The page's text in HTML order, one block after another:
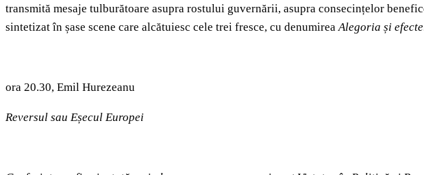
transmită mesaje tulburătoare asupra rostului guvernării, asupra consecințelor
sintetizat în șase scene care alcătuiesc cele trei fresce, cu denumireaAlegoria și
ora 20.30, Emil Hurezeanu
Reversul sau Eșecul Europei